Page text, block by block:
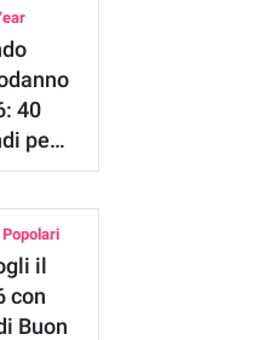
40
per
il
con
Buon